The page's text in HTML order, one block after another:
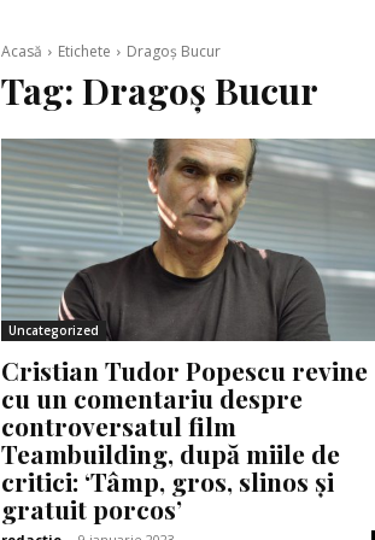
Acasă Etichete Dragoş Bucur
Tag: Dragoş Bucur
Uncategorized
Cristian Tudor Popescu revine
cu un comentariu despre
controversatul film
Teambuilding, după miile de
critici: ‘Tâmp, gros, slinos și
gratuit porcos’